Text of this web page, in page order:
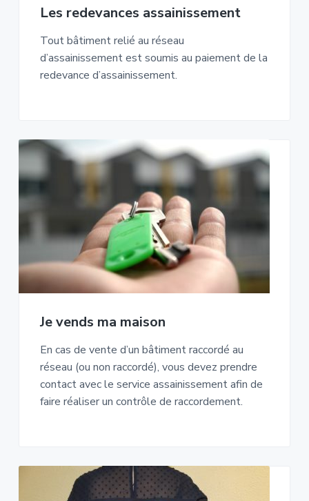
Les redevances assainissement
Tout bâtiment relié au réseau
d’assainissement est soumis au paiement de la
redevance d’assainissement.
Je vends ma maison
En cas de vente d’un bâtiment raccordé au
réseau (ou non raccordé), vous devez prendre
contact avec le service assainissement afin de
faire réaliser un contrôle de raccordement.